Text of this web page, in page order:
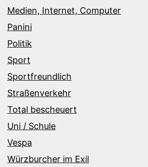
Medien, Internet, Computer
Panini
Politik
Sport
Sportfreundlich
Straßenverkehr
Total bescheuert
Uni / Schule
Vespa
Würzburcher im Exil